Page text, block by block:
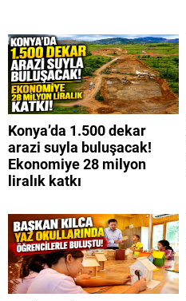
Konya’da 1.500 dekar
arazi suyla buluşacak!
Ekonomiye 28 milyon
liralık katkı